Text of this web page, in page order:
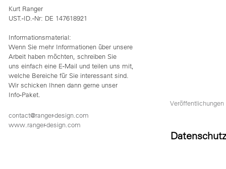
Kurt Ranger
UST.-ID.-Nr: DE 147618921
Informationsmaterial:
Wenn Sie mehr Informationen über unsere
Arbeit haben möchten, schreiben Sie
uns einfach eine E-Mail und teilen uns mit,
welche Bereiche für Sie interessant sind.
Wir schicken Ihnen dann gerne unser
Info-Paket.
contact@ranger-design.com
www.ranger-design.com
Veröffentlichungen